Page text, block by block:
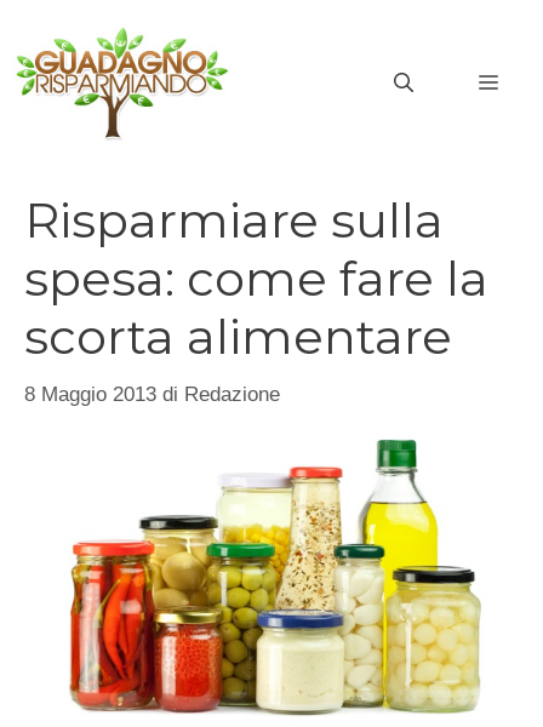
contenuto
Risparmiare sulla
spesa: come fare la
scorta alimentare
8 Maggio 2013 di Redazione